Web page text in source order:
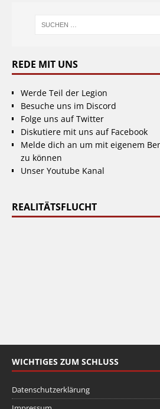
REDE MIT UNS
Werde Teil der Legion
Besuche uns im Discord
Folge uns auf Twitter
Diskutiere mit uns auf Facebook
Melde dich an um mit eigenem
zu können
Unser Youtube Kanal
REALITÄTSFLUCHT
WICHTIGES ZUM SCHLUSS
Datenschutzerklärung